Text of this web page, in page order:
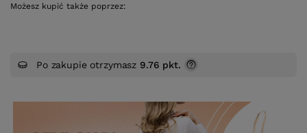
Możesz kupić także poprzez:
Po zakupie otrzymasz 9.76 pkt.